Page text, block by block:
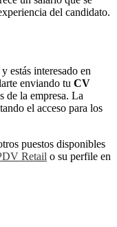
del candidato.
estás interesado en
enviando tu CV
de la empresa. La
el acceso para los
puestos disponibles
Retail o su perfile en